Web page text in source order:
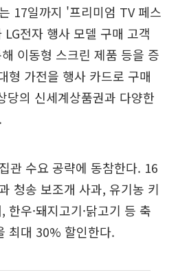
17일까지 '프리미엄 TV 페스
전자 행사 모델 구매 고객
이동형 스크린 제품 등을 증
형 가전을 행사 카드로 구매
당의 신세계상품권과 다양한
관 수요 공략에 동참한다. 16
청송 보조개 사과, 유기농 키
우·돼지고기·닭고기 등 축
최대 30% 할인한다.